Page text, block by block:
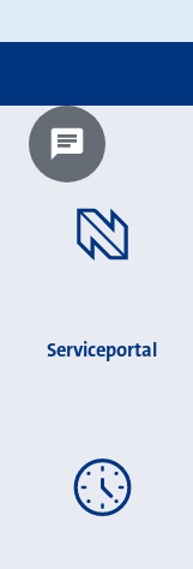
Chatbot laden?
Serviceportal